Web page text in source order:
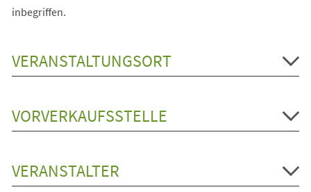
inbegriffen.
VERANSTALTUNGSORT
VORVERKAUFSSTELLE
VERANSTALTER